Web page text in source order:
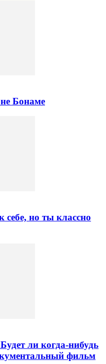
Бонаме
себе, но ты классно
ли когда-нибудь
фильм